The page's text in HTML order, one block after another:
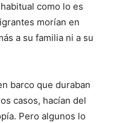
como lo es
morían en
a su familia ni a su
barco que duraban
casos, hacían del
Pero algunos lo